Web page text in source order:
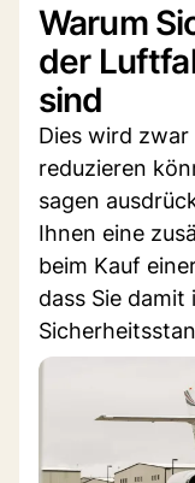
Warum
der
sind
Dies wird zwar
reduzieren
sagen
Ihnen eine
beim Kauf
dass Sie